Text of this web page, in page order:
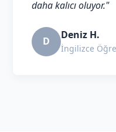
daha kalıcı oluyor."
D Deniz H.
İngilizce